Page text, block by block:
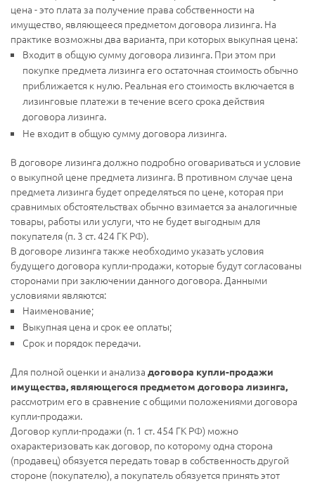
цена - это плата за получение права собственности на
имущество, являющееся предметом договора лизинга. На
практике возможны два варианта, при которых выкупная цена:
Входит в общую сумму договора лизинга. При этом при
покупке предмета лизинга его остаточная стоимость обычно
приближается к нулю. Реальная его стоимость включается в
лизинговые платежи в течение всего срока действия
договора лизинга.
Не входит в общую сумму договора лизинга.
В договоре лизинга должно подробно оговариваться и условие
о выкупной цене предмета лизинга. В противном случае цена
предмета лизинга будет определяться по цене, которая при
сравнимых обстоятельствах обычно взимается за аналогичные
товары, работы или услуги, что не будет выгодным для
покупателя (п. 3 ст. 424 ГК РФ).
В договоре лизинга также необходимо указать условия
будущего договора купли-продажи, которые будут согласованы
сторонами при заключении данного договора. Данными
условиями являются:
Наименование;
Выкупная цена и срок ее оплаты;
Срок и порядок передачи.
Для полной оценки и анализа договора купли-продажи
имущества, являющегося предметом договора лизинга,
рассмотрим его в сравнение с общими положениями договора
купли-продажи.
Договор купли-продажи (п. 1 ст. 454 ГК РФ) можно
охарактеризовать как договор, по которому одна сторона
(продавец) обязуется передать товар в собственность другой
стороне (покупателю), а покупатель обязуется принять этот